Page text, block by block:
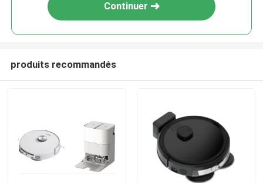
Continuer
produits recommandés